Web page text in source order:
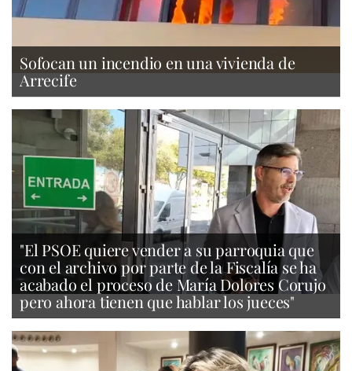
Sofocan un incendio en una vivienda de
Arrecife
"El PSOE quiere vender a su parroquia que
con el archivo por parte de la Fiscalía se ha
acabado el proceso de María Dolores Corujo
pero ahora tienen que hablar los jueces"